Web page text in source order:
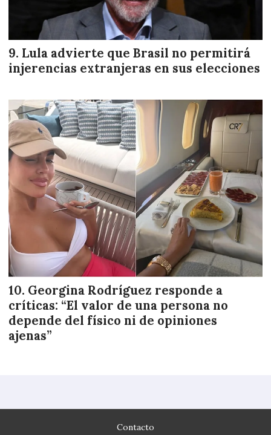
Lula advierte que Brasil no permitirá
injerencias extranjeras en sus elecciones
Georgina Rodríguez responde a
críticas: “El valor de una persona no
depende del físico ni de opiniones
ajenas”
Contacto